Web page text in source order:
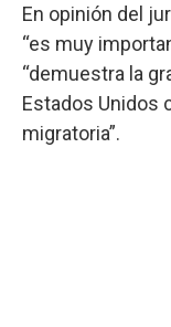
En opinión del
“es muy
“demuestra la
Estados Unidos
migratoria”.